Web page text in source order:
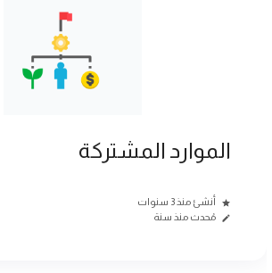
الموارد المشتركة
أنشئ منذ 3 سنوات
مُحدث منذ سنة